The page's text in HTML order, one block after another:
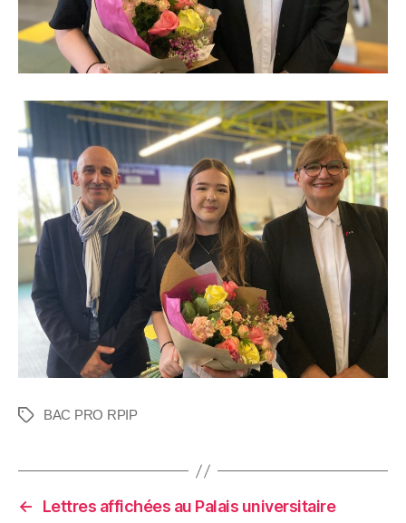
BAC PRO RPIP
← Lettres affichées au Palais universitaire